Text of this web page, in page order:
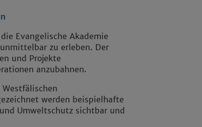
Evangelische Akademie
zu erleben. Der
und Projekte
anzubahnen.
werden beispielhafte
Umweltschutz sichtbar und